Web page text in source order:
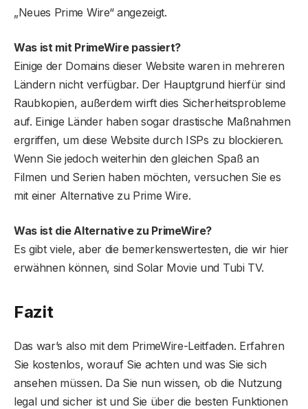
„Neues Prime Wire“ angezeigt.
Was ist mit PrimeWire passiert?
Einige der Domains dieser Website waren in mehreren
Ländern nicht verfügbar. Der Hauptgrund hierfür sind
Raubkopien, außerdem wirft dies Sicherheitsprobleme
auf. Einige Länder haben sogar drastische Maßnahmen
ergriffen, um diese Website durch ISPs zu blockieren.
Wenn Sie jedoch weiterhin den gleichen Spaß an
Filmen und Serien haben möchten, versuchen Sie es
mit einer Alternative zu Prime Wire.
Was ist die Alternative zu PrimeWire?
Es gibt viele, aber die bemerkenswertesten, die wir hier
erwähnen können, sind Solar Movie und Tubi TV.
Fazit
Das war’s also mit dem PrimeWire-Leitfaden. Erfahren
Sie kostenlos, worauf Sie achten und was Sie sich
ansehen müssen. Da Sie nun wissen, ob die Nutzung
legal und sicher ist und Sie über die besten Funktionen